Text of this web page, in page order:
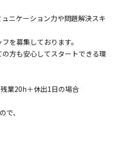
ニケーション力や問題解決スキ
を募集しております。
方も安心してスタートできる環
業20h＋休出1日の場合
、